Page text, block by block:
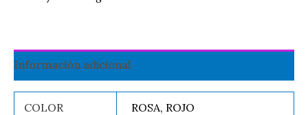
Información adicional
COLOR ROSA, ROJO